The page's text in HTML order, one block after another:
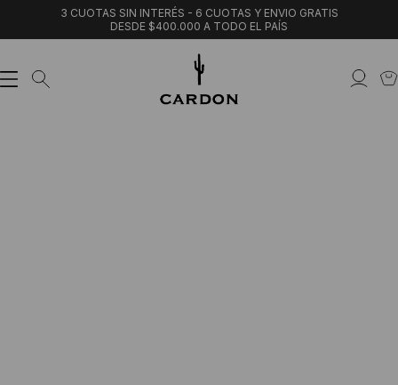
3 CUOTAS SIN INTERÉS - 6 CUOTAS Y ENVIO GRATIS
DESDE $400.000 A TODO EL PAÍS